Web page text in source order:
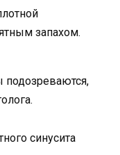
запахом.
синусита